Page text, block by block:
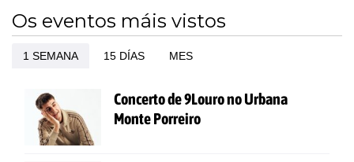
Os eventos máis vistos
1 SEMANA 15 DÍAS MES
Concerto de 9Louro no Urbana
Monte Porreiro